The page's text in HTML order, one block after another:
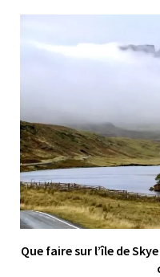
Que faire sur l’île de